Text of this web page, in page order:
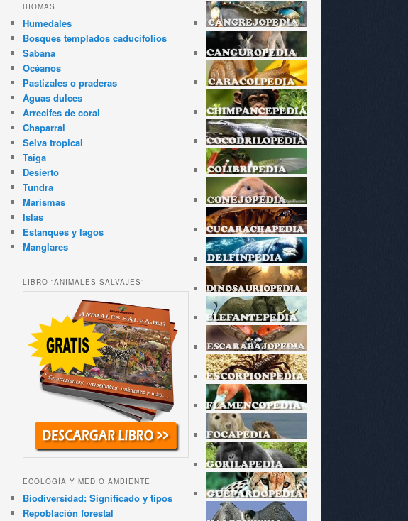
BIOMAS
Humedales
Bosques templados caducifolios
Sabana
Océanos
Pastizales o praderas
Aguas dulces
Arrecifes de coral
Chaparral
Selva tropical
Taiga
Desierto
Tundra
Marismas
Islas
Estanques y lagos
Manglares
LIBRO “ANIMALES SALVAJES”
ECOLOGÍA Y MEDIO AMBIENTE
Biodiversidad: Significado y tipos
Repoblación forestal